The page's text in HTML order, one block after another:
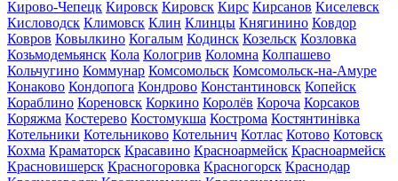
Кирово-Чепецк Кировск Кировск Кирс Кирсанов Киселевск
Кисловодск Климовск Клин Клинцы Княгинино Ковдор
Ковров Ковылкино Когалым Кодинск Козельск Козловка
Козьмодемьянск Кола Кологрив Коломна Колпашево
Кольчугино Коммунар Комсомольск Комсомольск-на-Амуре
Конаково Кондопога Кондрово Константиновск Копейск
Кораблино Кореновск Коркино Королёв Короча Корсаков
Коряжма Костерево Костомукша Кострома Костянтинівка
Котельники Котельниково Котельнич Котлас Котово Котовск
Кохма Краматорск Красавино Красноармейск Красноармейск
Красновишерск Красногоровка Красногорск Краснодар